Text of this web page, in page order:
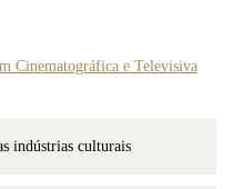
Cinematográfica e Televisiva
indústrias culturais